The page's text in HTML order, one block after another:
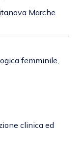
Marche
femminile,
clinica ed